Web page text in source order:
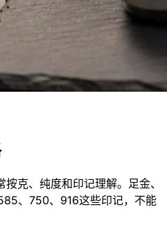
克、纯度和印记理解。足金、
、750、916这些印记，不能